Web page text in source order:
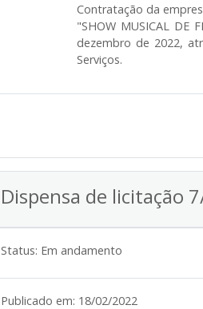
Contratação da
"SHOW MUSICAL DE
dezembro de 2022,
Serviços.
Dispensa de licitação
Status: Em andamento
Publicado em: 18/02/2022